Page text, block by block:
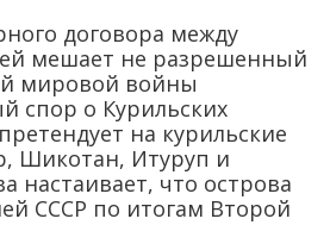
договора между
мешает не разрешенный
мировой войны
спор о Курильских
на курильские
Шикотан, Итуруп и
настаивает, что острова
СССР по итогам Второй